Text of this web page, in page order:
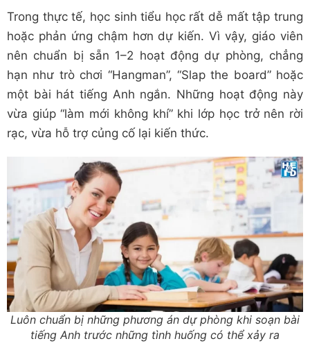
Trong thực tế, học sinh tiểu học rất dễ mất tập trung
hoặc phản ứng chậm hơn dự kiến. Vì vậy, giáo viên
nên chuẩn bị sẵn 1–2 hoạt động dự phòng, chẳng
hạn như trò chơi “Hangman”, “Slap the board” hoặc
một bài hát tiếng Anh ngắn. Những hoạt động này
vừa giúp “làm mới không khí” khi lớp học trở nên rời
rạc, vừa hỗ trợ củng cố lại kiến thức.
Luôn chuẩn bị những phương án dự phòng khi soạn bài
tiếng Anh trước những tình huống có thể xảy ra